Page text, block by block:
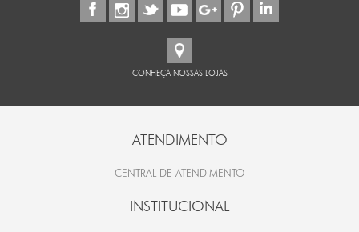
CONHEÇA NOSSAS LOJAS
ATENDIMENTO
CENTRAL DE ATENDIMENTO
INSTITUCIONAL